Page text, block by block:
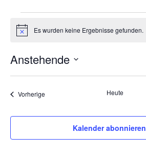
Veranstaltungen
HinweisEs wurden keine Ergebnisse gefunden.
Anstehende
VorherigeVeranstaltungen Heute
Kalender abonnieren